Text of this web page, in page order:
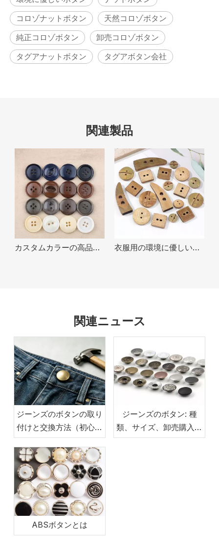
コロゾナットボタン
天然コロゾボタン
純正コロゾボタン
卸売コロゾボタン
タグアナットボタン
タグアボタン会社
関連製品
カスタムカラーの高品質縫製ラウンドスーツ衣料品用ナチュラルコロゾボタン 衣服用の環境に優しいラウンドスクエアトグルコート竹ボタン
関連ニュース
ジーンズのボタンの取り
付けと交換方法（初心者
向け）
ジーンズのボタン: 種
類、サイズ、卸売購入ガ
イド
ABSボタンとは